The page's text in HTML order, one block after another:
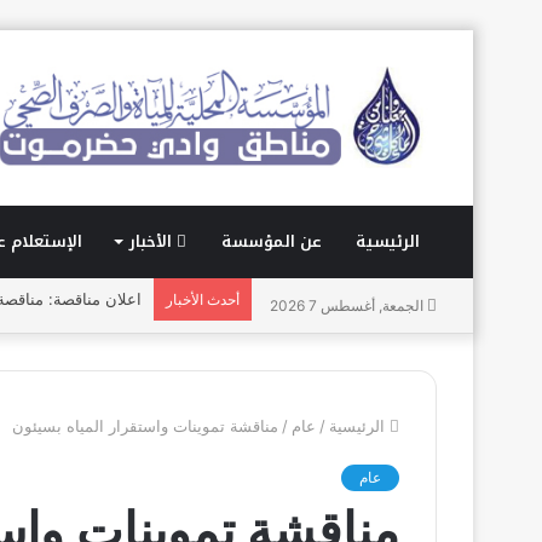
الرئيسية عن المؤسسة الأخبار الإستعلام
الجمعة, أغسطس 7 2026 أحدث الأخبار اعلان مناقصة: مناقصة
الرئيسية / عام / مناقشة تموينات واستقرار المياه بسيئون
عام